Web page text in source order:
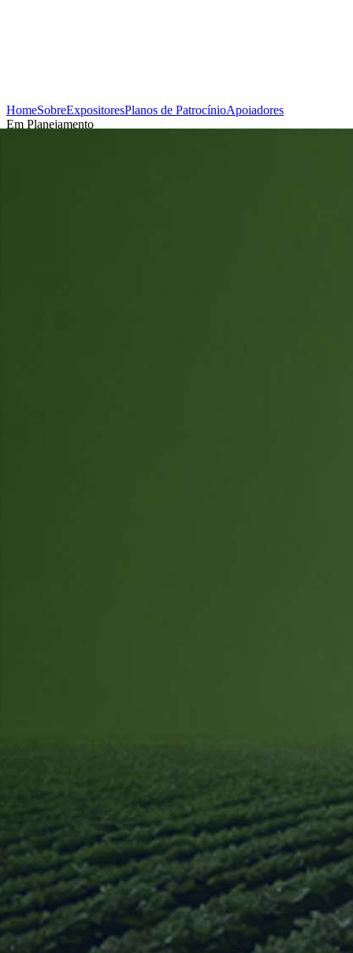
HomeSobreExpositoresPlanos de PatrocínioApoiadores
Em Planejamento